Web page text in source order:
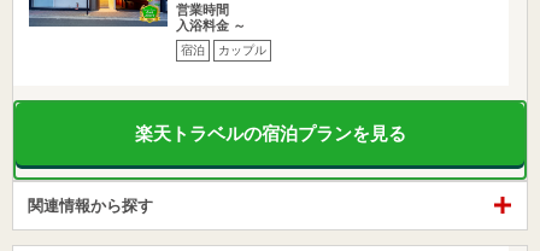
営業時間
入浴料金 ～
宿泊 カップル
楽天トラベルの宿泊プランを見る
関連情報から探す